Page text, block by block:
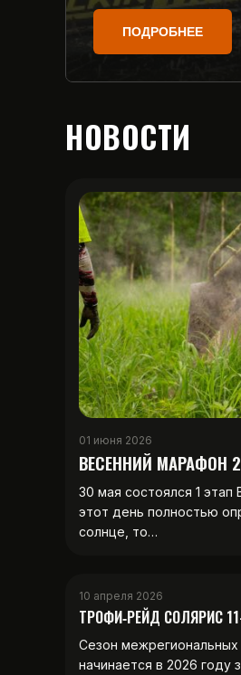
ПОДРОБНЕЕ
НОВОСТИ
01 июня 2026
ВЕСЕННИЙ МАРАФОН
30 мая состоялся 1
этот день полностью
солнце, то…
10 апреля 2026
ТРОФИ‑РЕЙД СОЛЯРИС
Сезон
начинается в 2026 году